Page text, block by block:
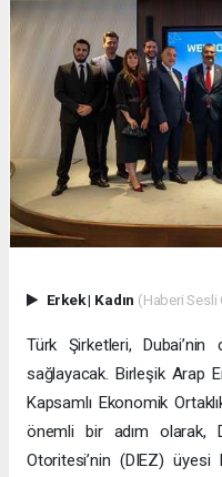
Erkek| Kadın (Haberi Sesli
Türk Şirketleri,
sağlayacak. Birleşik Arap
Kapsamlı Ekonomik
önemli bir adım olarak,
Otoritesi’nin (DIEZ) üyesi